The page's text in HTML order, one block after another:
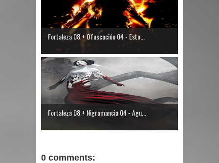
Fortaleza 08 + Ofuscación 04 - Esto...
Fortaleza 08 + Nigromancia 04 - Agu...
0 comments: